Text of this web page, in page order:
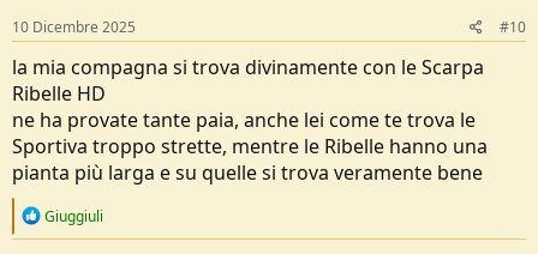
10 Dicembre 2025 #10
la mia compagna si trova divinamente con le Scarpa
Ribelle HD
ne ha provate tante paia, anche lei come te trova le
Sportiva troppo strette, mentre le Ribelle hanno una
pianta più larga e su quelle si trova veramente bene
R
Giuggiuli